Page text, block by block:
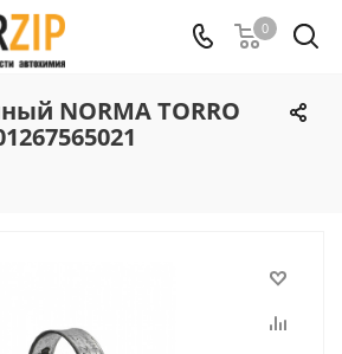
0
NORMA TORRO